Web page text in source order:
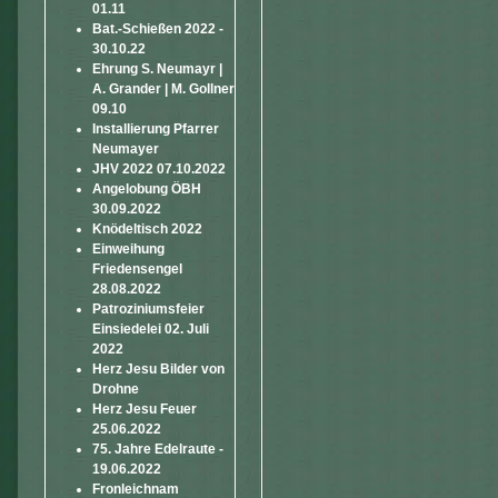
01.11
Bat.-Schießen 2022 -
30.10.22
Ehrung S. Neumayr |
A. Grander | M. Gollner
09.10
Installierung Pfarrer
Neumayer
JHV 2022 07.10.2022
Angelobung ÖBH
30.09.2022
Knödeltisch 2022
Einweihung
Friedensengel
28.08.2022
Patroziniumsfeier
Einsiedelei 02. Juli
2022
Herz Jesu Bilder von
Drohne
Herz Jesu Feuer
25.06.2022
75. Jahre Edelraute -
19.06.2022
Fronleichnam